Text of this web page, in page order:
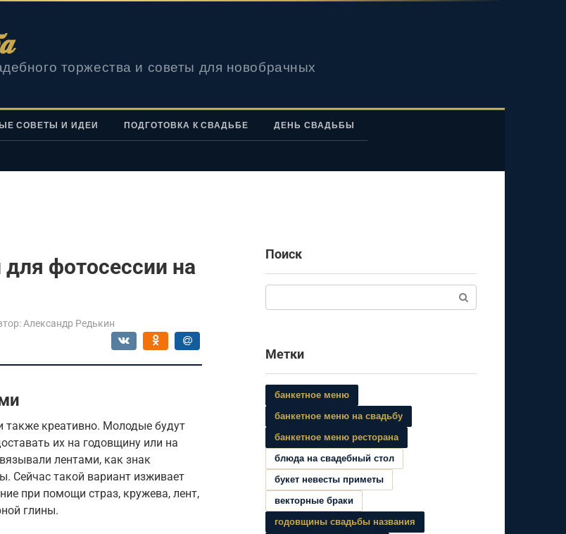
торжества и советы для новобрачных
СОВЕТЫ И ИДЕИ ПОДГОТОВКА К СВАДЬБЕ ДЕНЬ СВАДЬБЫ
фотосессии на
Александр Редькин
креативно. Молодые будут
их на годовщину или на
лентами, как знак
Сейчас такой вариант изживает
при помощи страз, кружева, лент,
глины.
Поиск
Метки
банкетное меню
банкетное меню на свадьбу
банкетное меню ресторана
блюда на свадебный стол
букет невесты приметы
векторные браки
годовщины свадьбы названия